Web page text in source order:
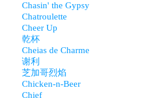
Chasin' the Gypsy
Chatroulette
Cheer Up
乾杯
Cheias de Charme
谢利
芝加哥烈焰
Chicken-n-Beer
Chief